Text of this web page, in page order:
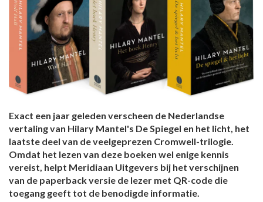
Exact een jaar geleden verscheen de Nederlandse
vertaling van Hilary Mantel's De Spiegel en het licht, het
laatste deel van de veelgeprezen Cromwell-trilogie.
Omdat het lezen van deze boeken wel enige kennis
vereist, helpt Meridiaan Uitgevers bij het verschijnen
van de paperback versie de lezer met QR-code die
toegang geeft tot de benodigde informatie.